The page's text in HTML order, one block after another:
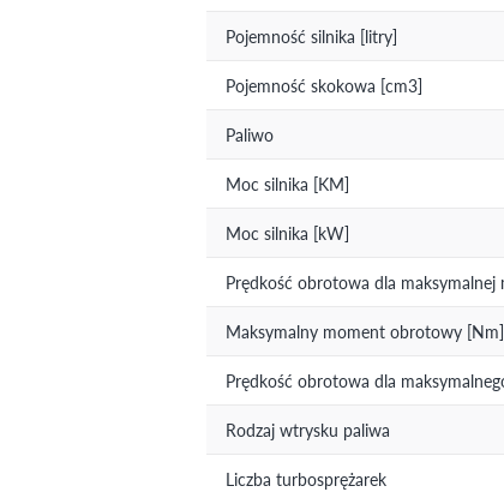
Pojemność silnika [litry]
Pojemność skokowa [cm3]
Paliwo
Moc silnika [KM]
Moc silnika [kW]
Prędkość obrotowa dla
Maksymalny moment obrotowy [Nm]
Prędkość obrotowa dla
Rodzaj wtrysku paliwa
Liczba turbosprężarek